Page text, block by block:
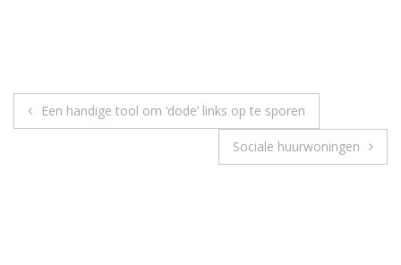
Bericht
Een handige tool om ‘dode’ links op te sporen
Sociale huurwoningen